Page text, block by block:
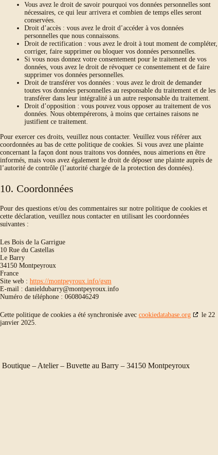
Vous avez le droit de savoir pourquoi vos données personnelles sont
nécessaires, ce qui leur arrivera et combien de temps elles seront
conservées.
Droit d’accès : vous avez le droit d’accéder à vos données
personnelles que nous connaissons.
Droit de rectification : vous avez le droit à tout moment de compléter,
corriger, faire supprimer ou bloquer vos données personnelles.
Si vous nous donnez votre consentement pour le traitement de vos
données, vous avez le droit de révoquer ce consentement et de faire
supprimer vos données personnelles.
Droit de transférer vos données : vous avez le droit de demander
toutes vos données personnelles au responsable du traitement et de les
transférer dans leur intégralité à un autre responsable du traitement.
Droit d’opposition : vous pouvez vous opposer au traitement de vos
données. Nous obtempérerons, à moins que certaines raisons ne
justifient ce traitement.
Pour exercer ces droits, veuillez nous contacter. Veuillez vous référer aux
coordonnées au bas de cette politique de cookies. Si vous avez une plainte
concernant la façon dont nous traitons vos données, nous aimerions en être
informés, mais vous avez également le droit de déposer une plainte auprès de
l’autorité de contrôle (l’autorité chargée de la protection des données).
10. Coordonnées
Pour des questions et/ou des commentaires sur notre politique de cookies et
cette déclaration, veuillez nous contacter en utilisant les coordonnées
suivantes :
Les Bois de la Garrigue
10 Rue du Castellas
Le Barry
34150 Montpeyroux
France
Site web : https://montpeyroux.info/gsm
E-mail : danieldubarry@montpeyroux.info
Numéro de téléphone : 0608046249
Cette politique de cookies a été synchronisée avec cookiedatabase.org
le 22
janvier 2025.
Boutique – Atelier – Buvette au Barry – 34150 Montpeyroux